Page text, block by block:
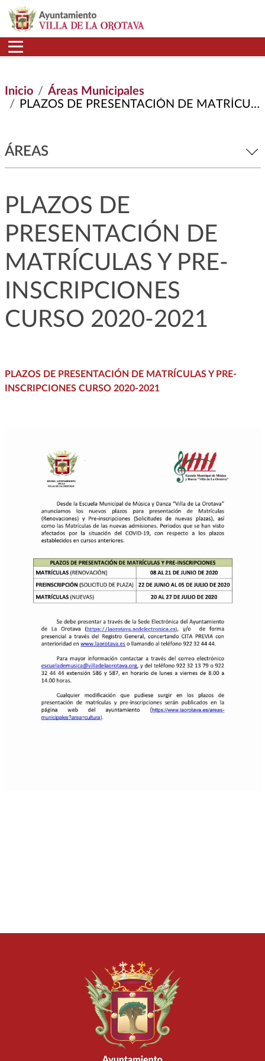
Pasar al contenido principal
Inicio
Áreas Municipales
PLAZOS DE PRESENTACIÓN DE MATRÍCULAS Y PRE-INSCRIPCIONES CURSO 2020-2021
ÁREAS
PLAZOS DE
PRESENTACIÓN DE
MATRÍCULAS Y PRE-
INSCRIPCIONES
CURSO 2020-2021
PLAZOS DE PRESENTACIÓN DE MATRÍCULAS Y PRE-
INSCRIPCIONES CURSO 2020-2021